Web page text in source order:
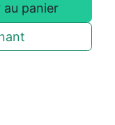
au panier